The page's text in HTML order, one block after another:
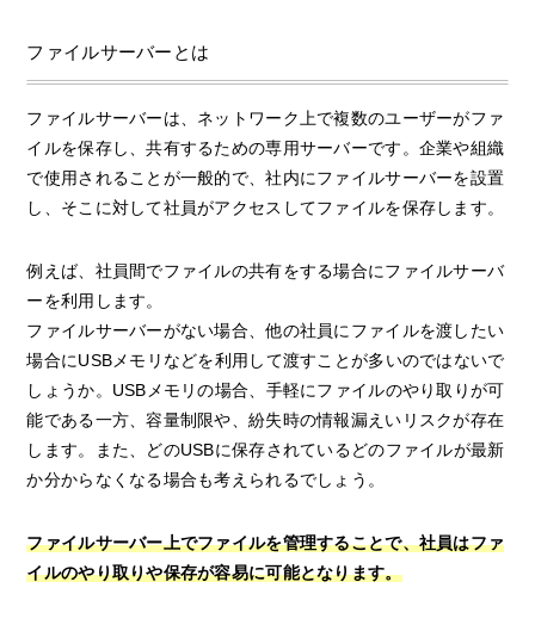
ファイルサーバーとは
ファイルサーバーは、ネットワーク上で複数のユーザーがファ
イルを保存し、共有するための専用サーバーです。企業や組織
で使用されることが一般的で、社内にファイルサーバーを設置
し、そこに対して社員がアクセスしてファイルを保存します。
例えば、社員間でファイルの共有をする場合にファイルサーバ
ーを利用します。
ファイルサーバーがない場合、他の社員にファイルを渡したい
場合にUSBメモリなどを利用して渡すことが多いのではないで
しょうか。USBメモリの場合、手軽にファイルのやり取りが可
能である一方、容量制限や、紛失時の情報漏えいリスクが存在
します。また、どのUSBに保存されているどのファイルが最新
か分からなくなる場合も考えられるでしょう。
ファイルサーバー上でファイルを管理することで、社員はファ
イルのやり取りや保存が容易に可能となります。